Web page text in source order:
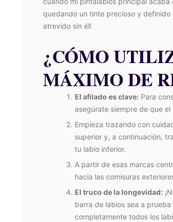
quedando un tinte precioso y definido
atrevido sin él!
¿CÓMO
MÁXIMO DE
El afilado es clave: Para
asegúrate siempre de que
Empieza trazando con
superior y, a continuación,
tu labio inferior.
A partir de esas marcas
hacia las comisuras
El truco de la longevidad:
barra de labios sea a
completamente todos los